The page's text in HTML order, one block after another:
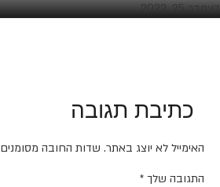
דצמבר 25, 2022
כתיבת תגובה
האימייל לא יוצג באתר. שדות החובה מסומנים
התגובה שלך *